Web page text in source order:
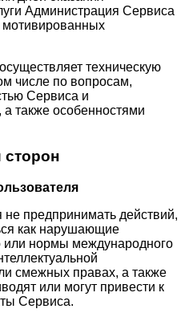
Администрация Сервиса
мотивированных
техническую
числе по вопросам,
Сервиса и
также особенностями
сторон
не предпринимать действий,
как нарушающие
или нормы международного
смежных правах, а также
или могут привести к
Сервиса.